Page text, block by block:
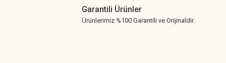
Garantili Ürünler
Ürünlerimiz %100 Garantili ve Orijinaldir.